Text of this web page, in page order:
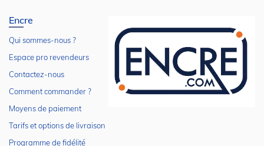
Encre
Qui sommes-nous ?
Espace pro revendeurs
Contactez-nous
Comment commander ?
Moyens de paiement
Tarifs et options de livraison
Programme de fidélité